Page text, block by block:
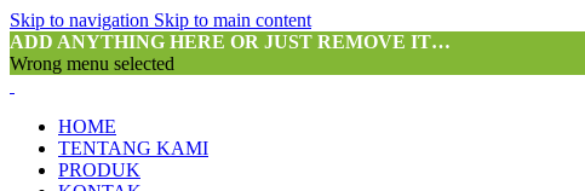
Skip to navigation Skip to main content
ADD ANYTHING HERE OR JUST REMOVE IT…
Wrong menu selected
HOME
TENTANG KAMI
PRODUK